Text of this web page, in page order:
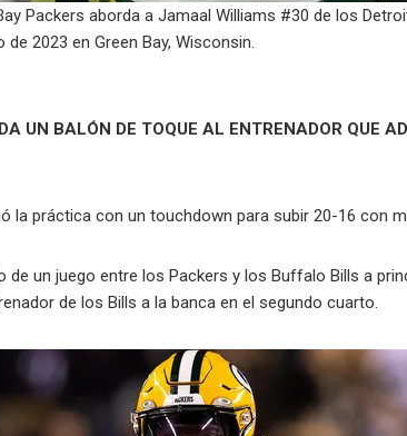
Packers aborda a Jamaal Williams #30 de los
2023 en Green Bay, Wisconsin.
UN BALÓN DE TOQUE AL ENTRENADOR QUE
la práctica con un touchdown para subir 20-16 con
de un juego entre los Packers y los Buffalo Bills a
de los Bills a la banca en el segundo cuarto.